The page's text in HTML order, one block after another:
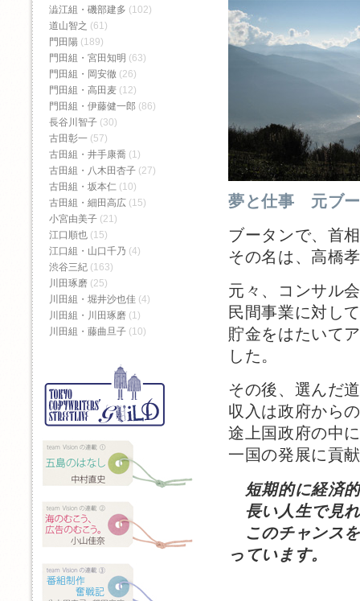
夢と仕事 元ブー
ブータンで、首
その名は、高橋
元々、コンサル
民間事業に対し
貯金をはたいて
した。
その後、選んだ
収入は政府から
途上国政府の中
一国の発展に貢
短期的に経済
長い人生で見
このチャンス
っています。
澁江組・磯部建多 (102)
道山智之 (61)
門田陽 (189)
門田組・宮田知明 (63)
門田組・岡安徹 (26)
門田組・高田麦 (12)
門田組・伊藤健一郎 (86)
長谷川智子 (30)
古田彰一 (57)
古田組・井手康喬 (1)
古田組・八木田杏子 (27)
古田組・坂本仁 (10)
古田組・細田高広 (15)
小宮由美子 (21)
江口順也 (15)
江口組・山口千乃 (4)
渋谷三紀 (163)
川田琢磨 (25)
川田組・堀井沙也佳 (4)
川田組・川田琢磨 (1)
川田組・藤曲旦子 (10)